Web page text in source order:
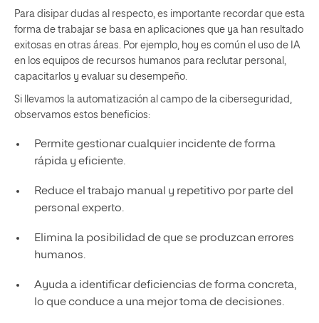
Para disipar dudas al respecto, es importante recordar que esta
forma de trabajar se basa en aplicaciones que ya han resultado
exitosas en otras áreas. Por ejemplo, hoy es común el uso de IA
en los equipos de recursos humanos para reclutar personal,
capacitarlos y evaluar su desempeño.
Si llevamos la automatización al campo de la ciberseguridad,
observamos estos beneficios:
Permite gestionar cualquier incidente de forma
rápida y eficiente.
Reduce el trabajo manual y repetitivo por parte del
personal experto.
Elimina la posibilidad de que se produzcan errores
humanos.
Ayuda a identificar deficiencias de forma concreta,
lo que conduce a una mejor toma de decisiones.